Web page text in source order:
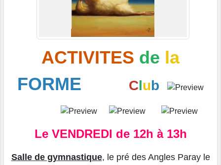
ACTIVITES de la
FORME
Club
Le VENDREDI de 12h à 13h
Salle de gymnastique, le pré des Angles Paray le